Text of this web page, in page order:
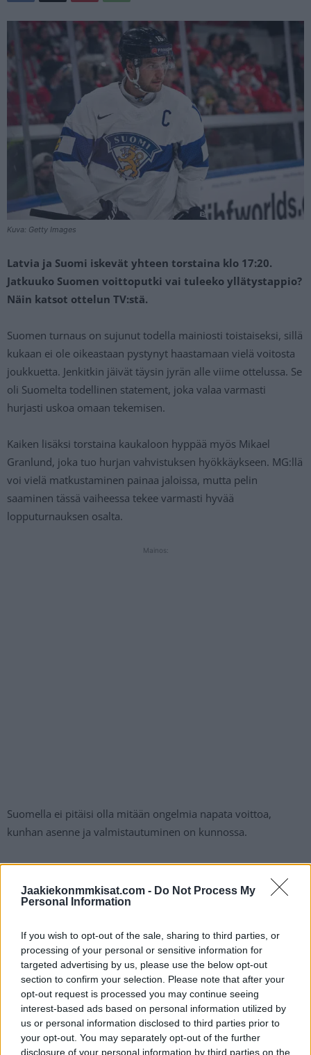
Jaakiekonmmkisat.com - Do Not Process My
Personal Information
If you wish to opt-out of the sale, sharing to third parties, or
processing of your personal or sensitive information for
targeted advertising by us, please use the below opt-out
section to confirm your selection. Please note that after your
opt-out request is processed you may continue seeing
interest-based ads based on personal information utilized by
us or personal information disclosed to third parties prior to
your opt-out. You may separately opt-out of the further
disclosure of your personal information by third parties on the
Kuva: Getty Images
Latvia ja Suomi iskevät yhteen torstaina klo 17:20.
Jatkuuko Suomen voittoputki vai tuleeko yllätystappio?
Näin katsot ottelun TV:stä.
Suomen turnaus on sujunut todella mainiosti toistaiseksi, sillä
kukaan ei ole oikeastaan pystynyt haastamaan vielä voitosta
joukkuetta. Jenkitkin jäivät täysin jyrän alle viime ottelussa. Se
oli Suomelta todellinen statement, joka valaa varmasti
hurjasti uskoa omaan tekemisen.
Kaiken lisäksi torstaina kaukaloon hyppää myös Mikael
Granlund, joka tuo hurjan vahvistuksen hyökkäykseen. MG:llä
voi vielä matkustaminen painaa jaloissa, mutta pelin
saaminen tässä vaiheessa tekee varmasti hyvää
lopputurnauksen osalta.
Mainos:
Suomella ei pitäisi olla mitään ongelmia napata voittoa,
kunhan asenne ja valmistautuminen on kunnossa.
Näin katsot TV:stä ilmaiseksi Latvia-Suomi-
pelin
Torstaina pelattava Suomen ja Latvian välinen ottelu
on katsottavissa ilmaiseksi, sillä otteluun on tarjolla
live stream TV:stä. Löydät lisätiedot lähetyksen
avaamisestatäältä!